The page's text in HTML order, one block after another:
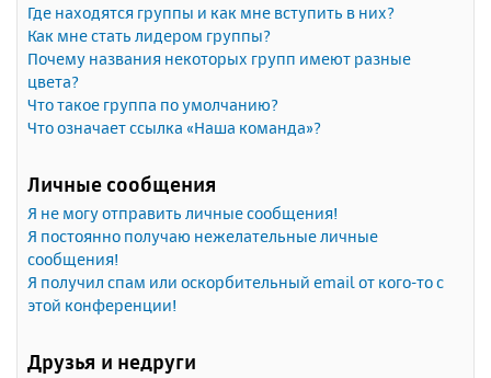
Где находятся группы и как мне вступить в них?
Как мне стать лидером группы?
Почему названия некоторых групп имеют разные
цвета?
Что такое группа по умолчанию?
Что означает ссылка «Наша команда»?
Личные сообщения
Я не могу отправить личные сообщения!
Я постоянно получаю нежелательные личные
сообщения!
Я получил спам или оскорбительный email от кого-то с
этой конференции!
Друзья и недруги